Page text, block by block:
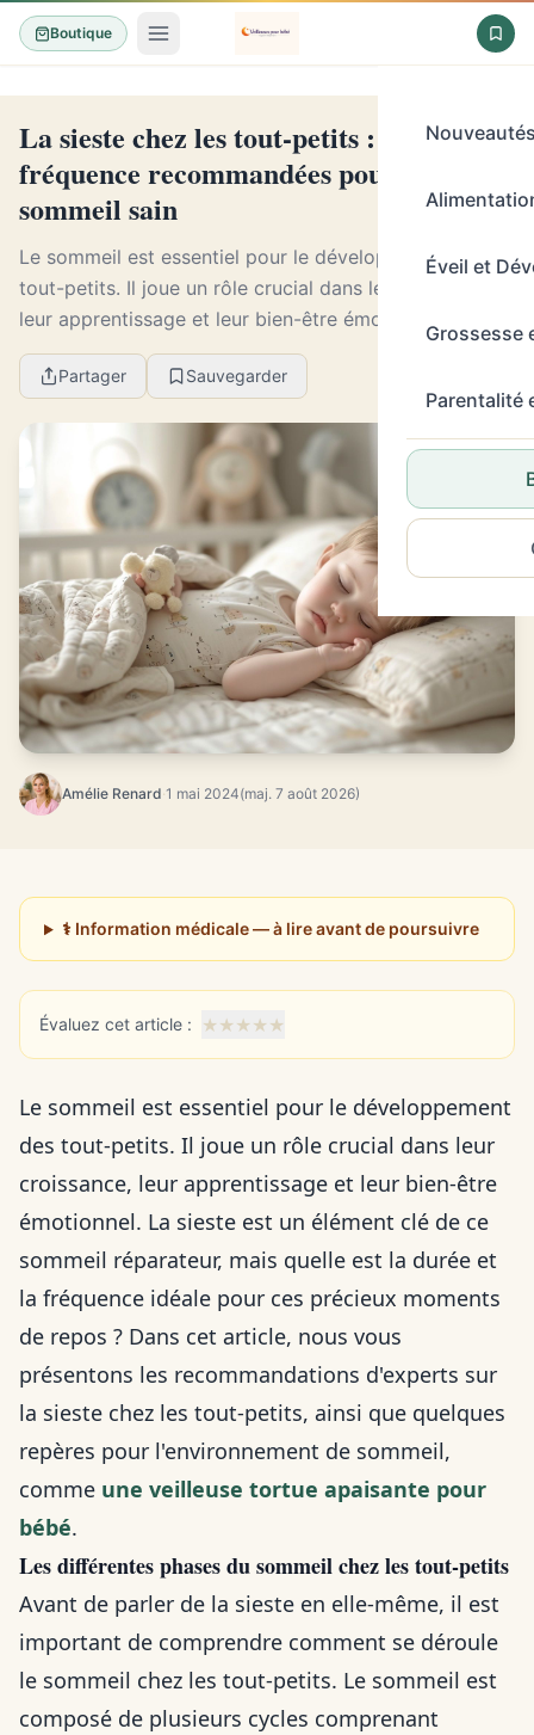
Boutique
Éveil et
Grossesse
Parentalité
La sieste chez les tout-petits : durée et
fréquence recommandées pour un
sommeil sain
Le sommeil est essentiel pour le développement des
tout-petits. Il joue un rôle crucial dans leur croissance,
leur apprentissage et leur bien-être émotionnel. La
sieste est un élément clé de ce sommei...
Partager Sauvegarder
Amélie Renard·1 mai 2024(maj. 7 août 2026)
⚕️ Information médicale — à lire avant de poursuivre
Évaluez cet article : ★★★★★
Le sommeil est essentiel pour le développement
des tout-petits. Il joue un rôle crucial dans leur
croissance, leur apprentissage et leur bien-être
émotionnel. La sieste est un élément clé de ce
sommeil réparateur, mais quelle est la durée et
la fréquence idéale pour ces précieux moments
de repos ? Dans cet article, nous vous
présentons les recommandations d'experts sur
la sieste chez les tout-petits, ainsi que quelques
repères pour l'environnement de sommeil,
comme une veilleuse tortue apaisante pour
bébé.
Les différentes phases du sommeil chez les tout-petits
Avant de parler de la sieste en elle-même, il est
important de comprendre comment se déroule
le sommeil chez les tout-petits. Le sommeil est
composé de plusieurs cycles comprenant